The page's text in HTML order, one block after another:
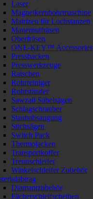
Laser
Magnetkernbohrmaschine
Matrizen für Lochstanzen
Mauernutfräsen
Oberfräsen
ONE-KEY™ Accessories
Pressbacken
Presswerkzeuge
Ratschen
Rohrreiniger
Rohrständer
Sawzall Säbelsägen
Schlagschrauber
Staubabsaugung
Stichsägen
Switch Pack
Thermojacken
Transportkoffer
Trennschleifer
Winkelschleifer Zubehör
Diamantzubehör
Fächerschleifscheiben